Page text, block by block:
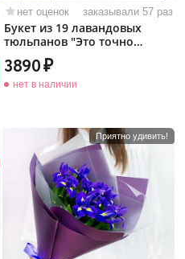
нет оценок заказывали 57 раз
Букет из 19 лавандовых
тюльпанов "Это точно
любовь!"
3890
нет в наличии
Приятно удивить!